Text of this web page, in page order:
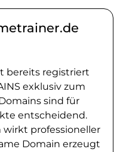
bereits registriert
exklusiv zum
sind für
entscheidend.
professioneller
Domain erzeugt